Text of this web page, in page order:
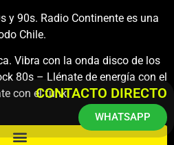
y 90s. Radio Continente es una
Chile.
Vibra con la onda disco de los
80s – Llénate de energía con el
con el funk.
CONTACTO DIRECTO
WHATSAPP